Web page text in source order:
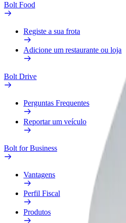
Bolt Food
Registe a sua frota
Adicione um restaurante ou loja
Bolt Drive
Perguntas Frequentes
Reportar um veículo
Bolt for Business
Vantagens
Perfil Fiscal
Produtos